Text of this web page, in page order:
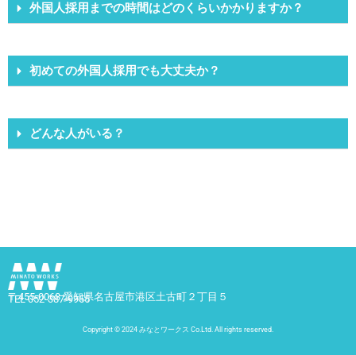
外国人採用までの時間はどのくらいかかりますか？
初めての外国人採用でも大丈夫か？
どんな人がいる？
〒455-0068 愛知県名古屋市港区土古町２丁目５
TEL 052-387-9955
Copyright © 2024 みなとワークス Co.Ltd. All rights reserved.